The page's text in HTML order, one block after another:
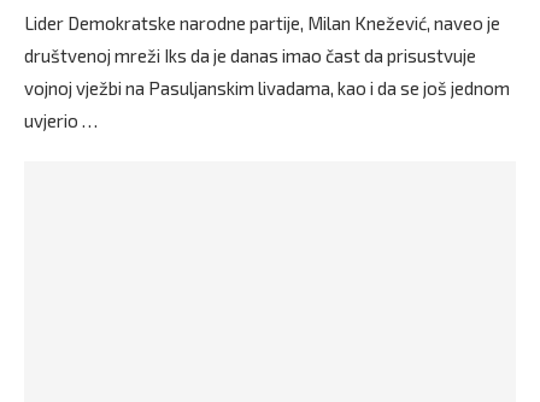
Lider Demokratske narodne partije, Milan Knežević, naveo je
društvenoj mreži Iks da je danas imao čast da prisustvuje
vojnoj vježbi na Pasuljanskim livadama, kao i da se još jednom
uvjerio …